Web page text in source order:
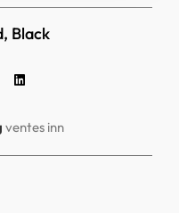
Black
ventes inn